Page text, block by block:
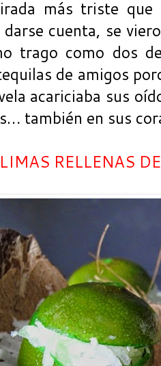
más triste que
cuenta, se
trago como dos
de amigos
acariciaba sus
también en sus
LIMAS RELLENAS